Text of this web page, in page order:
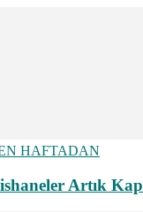
HAFTADAN
Artık